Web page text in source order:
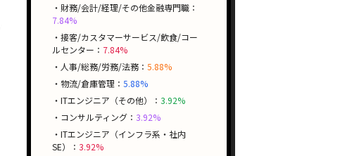
・財務/会計/経理/その他金融専門職：
7.84%
・接客/カスタマーサービス/飲食/コー
ルセンター： 7.84%
・人事/総務/労務/法務： 5.88%
・物流/倉庫管理： 5.88%
・ITエンジニア（その他）： 3.92%
・コンサルティング： 3.92%
・ITエンジニア（インフラ系・社内
SE）： 3.92%